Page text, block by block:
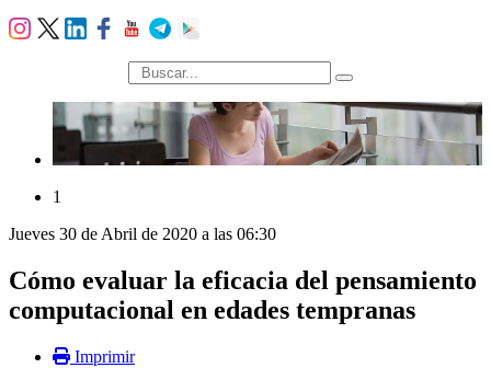
búsqueda
1
Jueves 30 de Abril de 2020 a las 06:30
Cómo evaluar la eficacia del pensamiento
computacional en edades tempranas
Imprimir